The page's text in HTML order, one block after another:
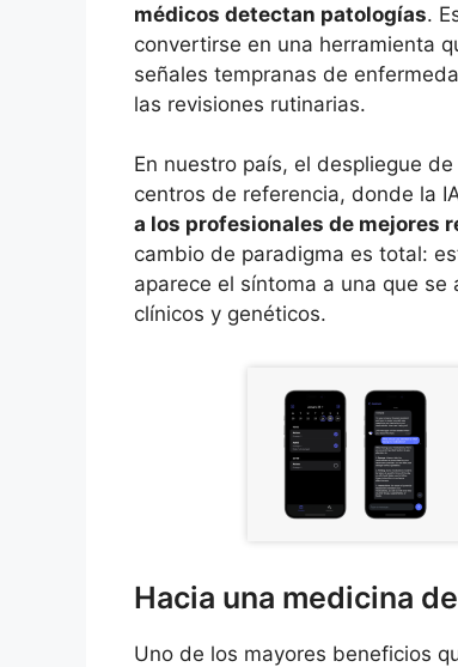
médicos detectan patologías.
convertirse en una herramienta
señales tempranas de
las revisiones rutinarias.
En nuestro país, el despliegue
centros de referencia, donde la
a los profesionales de mejores
cambio de paradigma es total:
aparece el síntoma a una que
clínicos y genéticos.
Hacia una medicina
Uno de los mayores beneficios